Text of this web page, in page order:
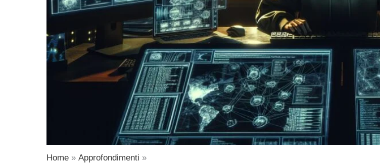
Home Approfondimenti